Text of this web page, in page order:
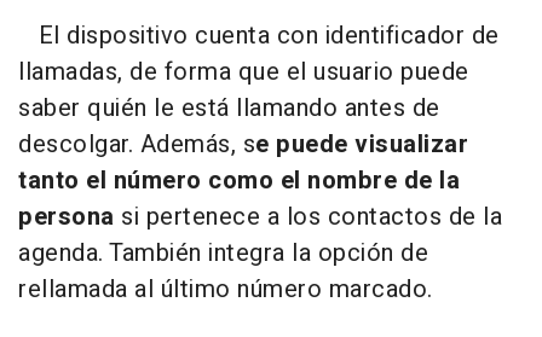
El dispositivo cuenta con identificador de
llamadas, de forma que el usuario puede
saber quién le está llamando antes de
descolgar. Además, se puede visualizar
tanto el número como el nombre de la
persona si pertenece a los contactos de la
agenda. También integra la opción de
rellamada al último número marcado.